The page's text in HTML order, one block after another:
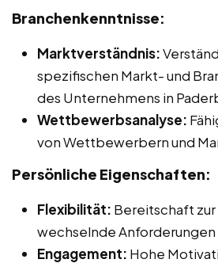
Branchenkenntnisse:
Marktverständnis:
spezifischen Markt- und
des Unternehmens in
Wettbewerbsanalyse:
von Wettbewerbern und
Persönliche Eigenschaften:
Flexibilität: Bereitschaft zur
wechselnde
Engagement: Hohe